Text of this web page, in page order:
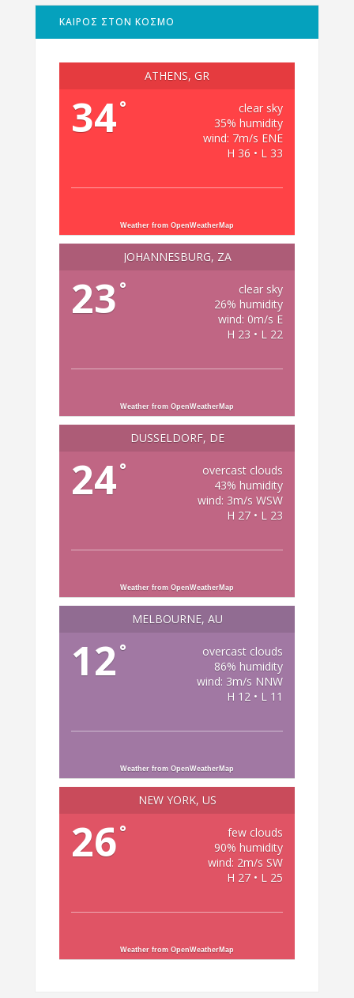
ΚΑΙΡΟΣ ΣΤΟΝ ΚΟΣΜΟ
ATHENS, GR
34°
clear sky
35% humidity
wind: 7m/s ENE
H 36 • L 33
Weather from OpenWeatherMap
JOHANNESBURG, ZA
23 °
clear sky
26% humidity
wind: 0m/s E
H 23 • L 22
Weather from OpenWeatherMap
DÜSSELDORF, DE
24°
overcast clouds
43% humidity
wind: 3m/s WSW
H 27 • L 23
Weather from OpenWeatherMap
MELBOURNE, AU
12 °
overcast clouds
86% humidity
wind: 3m/s NNW
H 12 • L 11
Weather from OpenWeatherMap
NEW YORK, US
26°
few clouds
90% humidity
wind: 2m/s SW
H 27 • L 25
Weather from OpenWeatherMap